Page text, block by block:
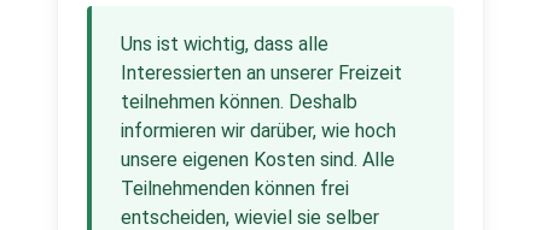
Uns ist wichtig, dass alle
Interessierten an unserer Freizeit
teilnehmen können. Deshalb
informieren wir darüber, wie hoch
unsere eigenen Kosten sind. Alle
Teilnehmenden können frei
entscheiden, wieviel sie selber